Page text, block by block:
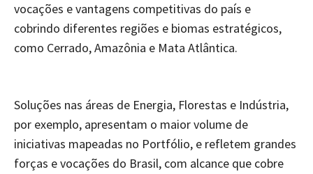
vocações e vantagens competitivas do país e
cobrindo diferentes regiões e biomas estratégicos,
como Cerrado, Amazônia e Mata Atlântica.
Soluções nas áreas de Energia, Florestas e Indústria,
por exemplo, apresentam o maior volume de
iniciativas mapeadas no Portfólio, e refletem grandes
forças e vocações do Brasil, com alcance que cobre